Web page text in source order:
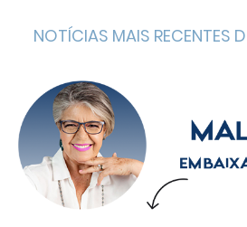
NOTÍCIAS MAIS RECENTES